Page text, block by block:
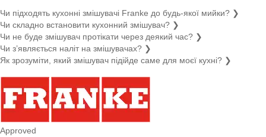
Чи підходять кухонні змішувачі Franke до будь-якої мийки? ❯
Чи складно встановити кухонний змішувач? ❯
Чи не буде змішувач протікати через деякий час? ❯
Чи з’являється наліт на змішувачах? ❯
Як зрозуміти, який змішувач підійде саме для моєї кухні? ❯
Approved